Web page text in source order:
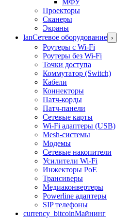
МФУ
Проекторы
Сканеры
Экраны
lanСетевое оборудование ›
Роутеры с Wi-Fi
Роутеры без Wi-Fi
Точки доступа
Коммутатор (Switch)
Кабели
Коннекторы
Патч-корды
Патч-панели
Сетевые карты
Wi-Fi адаптеры (USB)
Mesh-системы
Модемы
Сетевые накопители
Усилители Wi-Fi
Инжекторы PoE
Трансиверы
Медиаконвертеры
Powerline адаптеры
SIP телефоны
currency_bitcoinМайнинг